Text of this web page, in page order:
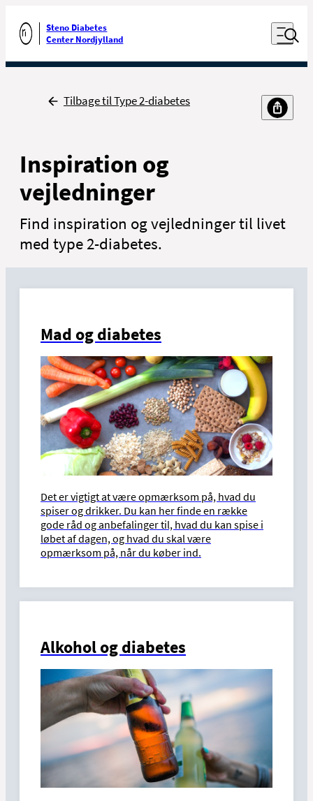
Gå til forsiden
Steno Diabetes
Center Nordjylland
Åben
Udfør søgning
Tilbage
Tilbage til Type 2-diabetes
Inspiration og
vejledninger
Find inspiration og vejledninger til livet
med type 2-diabetes.
Mad og diabetes
Det er vigtigt at være opmærksom på, hvad du
spiser og drikker. Du kan her finde en række
gode råd og anbefalinger til, hvad du kan spise i
løbet af dagen, og hvad du skal være
opmærksom på, når du køber ind.
Alkohol og diabetes